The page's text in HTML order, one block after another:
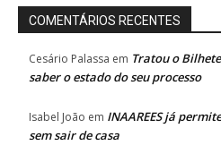
COMENTÁRIOS RECENTES
Cesário Palassa em Tratou o
saber o estado do seu processo
Isabel João em INAAREES já
sem sair de casa